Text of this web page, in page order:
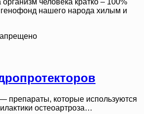
генофонд нашего народа хилым и
препараты, которые используются
остеоартроза…